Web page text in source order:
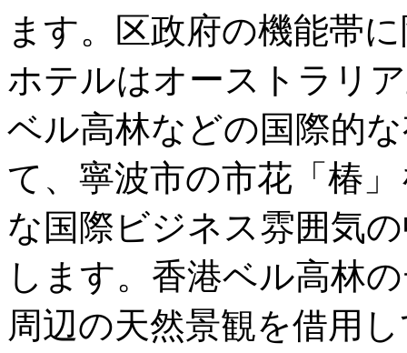
ます。区政府の機能帯
ホテルはオーストラリ
ベル高林などの国際的
て、寧波市の市花「椿
な国際ビジネス雰囲気
します。香港ベル高林
周辺の天然景観を借用